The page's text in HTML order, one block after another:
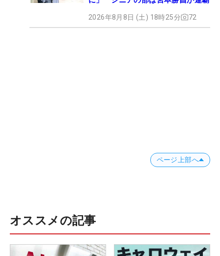
2026年8月8日 (土) 18時25分 72
ページ上部へ
オススメの記事